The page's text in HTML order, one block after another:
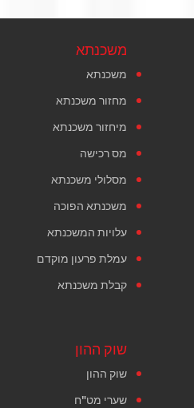
משכנתא
משכנתא
מחזור משכנתא
מיחזור משכנתא
מס רכישה
מסלולי משכנתא
משכנתא הפוכה
עלויות המשכנתא
עמלת פרעון מוקדם
קבלת משכנתא
שוק ההון
שוק ההון
שערי מט"ח